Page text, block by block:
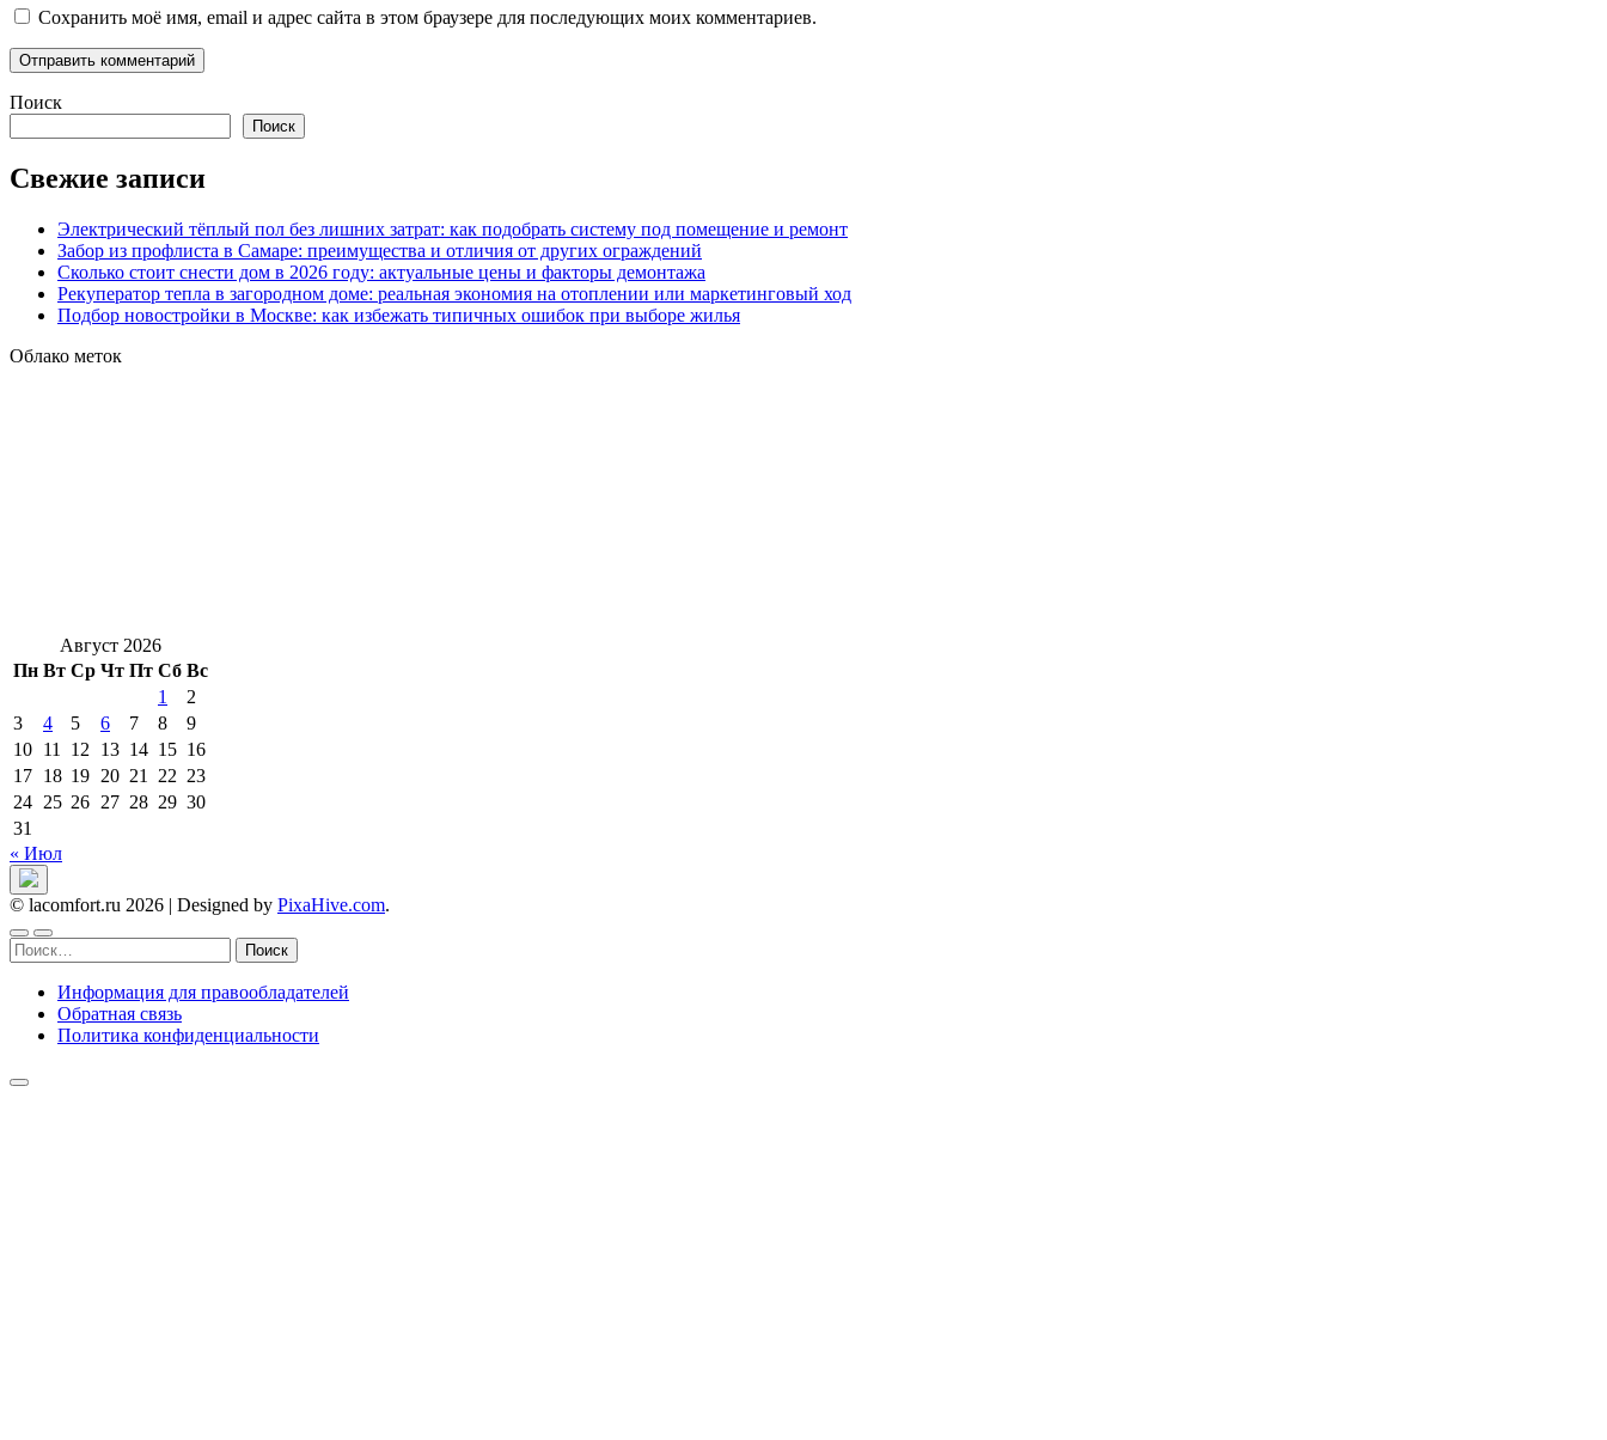
Сохранить моё имя, email и адрес сайта в этом браузере для последующих моих комментариев.
Поиск
Поиск
Свежие записи
Электрический тёплый пол без лишних затрат: как подобрать систему под помещение и ремонт
Забор из профлиста в Самаре: преимущества и отличия от других ограждений
Сколько стоит снести дом в 2026 году: актуальные цены и факторы демонтажа
Рекуператор тепла в загородном доме: реальная экономия на отоплении или маркетинговый ход
Подбор новостройки в Москве: как избежать типичных ошибок при выборе жилья
Облако меток
Август 2026
Пн Вт Ср Чт Пт Сб Вс
1
2
3
4 5 6 7 8
9
10 11 12 13 14 15 16
17 18 19 20 21 22 23
24 25 26 27 28 29 30
31
« Июл
© lacomfort.ru 2026 | Designed by PixaHive.com.
Найти:
Информация для правообладателей
Обратная связь
Политика конфиденциальности